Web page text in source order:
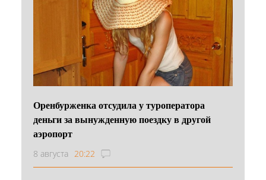
Оренбурженка отсудила у туроператора
деньги за вынужденную поездку в другой
аэропорт
8 августа 20:22